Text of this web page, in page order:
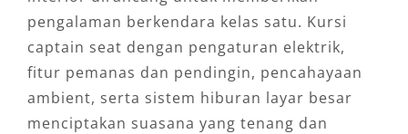
pengalaman berkendara kelas satu. Kursi
captain seat dengan pengaturan elektrik,
fitur pemanas dan pendingin, pencahayaan
ambient, serta sistem hiburan layar besar
menciptakan suasana yang tenang dan